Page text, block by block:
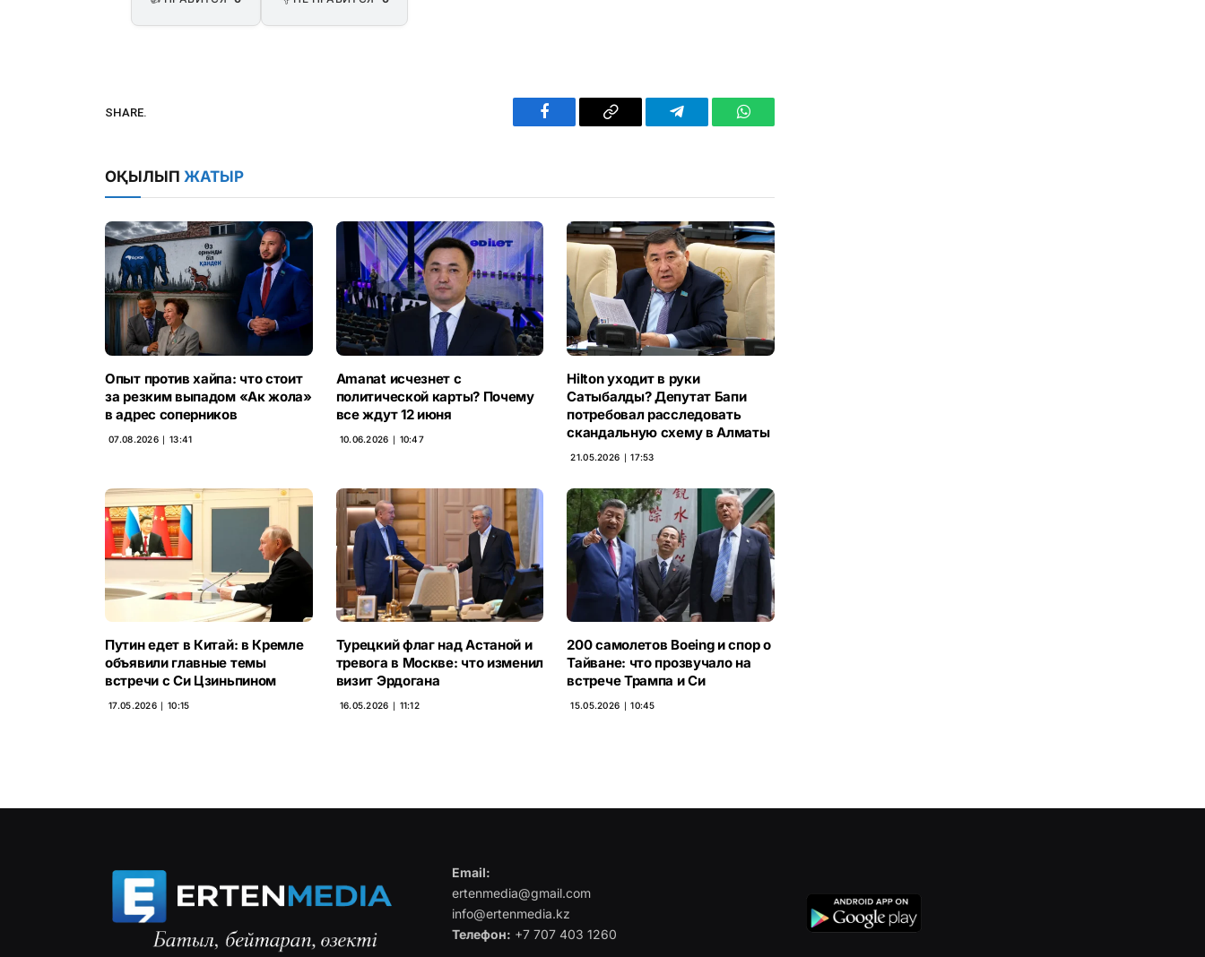
SHARE.
Facebook Copy
Telegram WhatsApp
ОҚЫЛЫП ЖАТЫР
Опыт против хайпа: что стоит
за резким выпадом «Ак жола»
в адрес соперников
07.08.2026 ∣ 13:41
Amanat исчезнет с
политической карты? Почему
все ждут 12 июня
10.06.2026 ∣ 10:47
Hilton уходит в руки
Сатыбалды? Депутат Бапи
потребовал расследовать
скандальную схему в Алматы
21.05.2026 ∣ 17:53
Путин едет в Китай: в Кремле
объявили главные темы
встречи с Си Цзиньпином
17.05.2026 ∣ 10:15
Турецкий флаг над Астаной и
тревога в Москве: что изменил
визит Эрдогана
16.05.2026 ∣ 11:12
200 самолетов Boeing и спор о
Тайване: что прозвучало на
встрече Трампа и Си
15.05.2026 ∣ 10:45
Email:
ertenmedia@gmail.com
info@ertenmedia.kz
Телефон: +7 707 403 1260